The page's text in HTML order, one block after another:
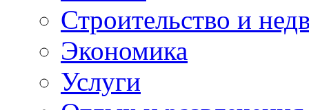
Строительство и
Экономика
Услуги